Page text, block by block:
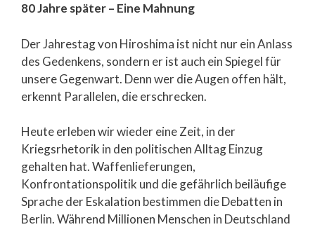
80 Jahre später – Eine Mahnung
Der Jahrestag von Hiroshima ist nicht nur ein Anlass
des Gedenkens, sondern er ist auch ein Spiegel für
unsere Gegenwart. Denn wer die Augen offen hält,
erkennt Parallelen, die erschrecken.
Heute erleben wir wieder eine Zeit, in der
Kriegsrhetorik in den politischen Alltag Einzug
gehalten hat. Waffenlieferungen,
Konfrontationspolitik und die gefährlich beiläufige
Sprache der Eskalation bestimmen die Debatten in
Berlin. Während Millionen Menschen in Deutschland